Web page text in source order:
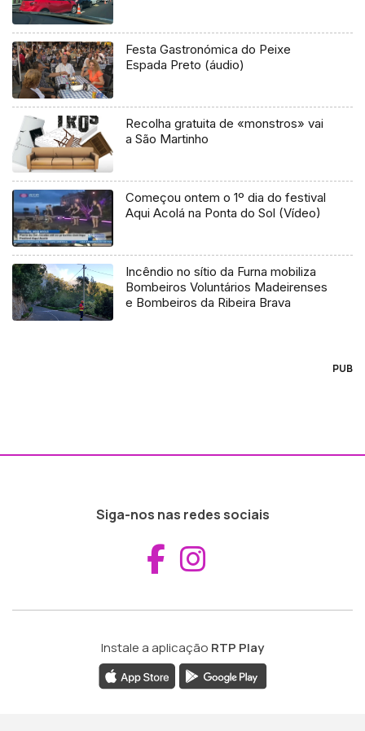
Festa Gastronómica do Peixe
Espada Preto (áudio)
Recolha gratuita de «monstros» vai
a São Martinho
Começou ontem o 1º dia do festival
Aqui Acolá na Ponta do Sol (Vídeo)
Incêndio no sítio da Furna mobiliza
Bombeiros Voluntários Madeirenses
e Bombeiros da Ribeira Brava
PUB
Siga-nos nas redes sociais
Aceder ao
Instale a aplicação RTP Play